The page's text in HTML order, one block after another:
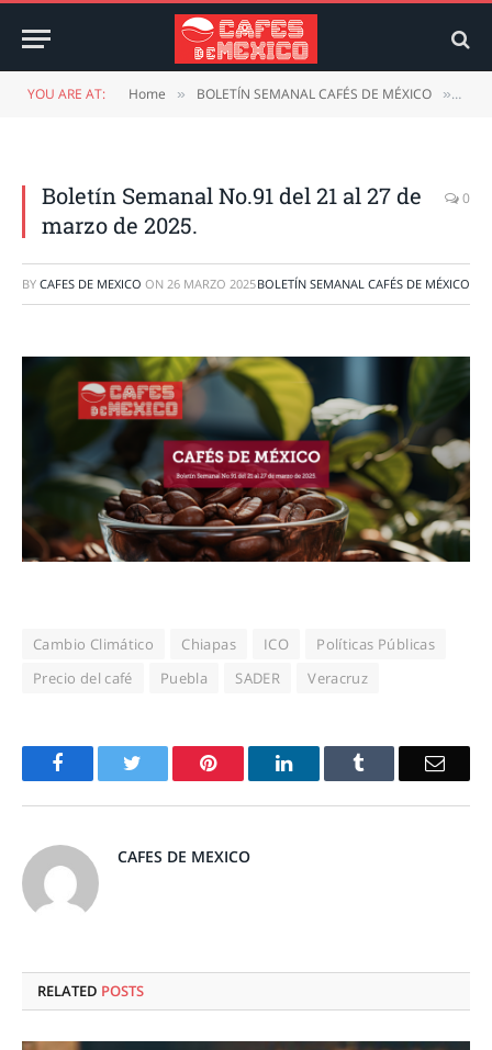
YOU ARE AT: Home » BOLETÍN SEMANAL CAFÉS DE MÉXICO »
Boletín Semanal No.91 del 21 al 27 de
marzo de 2025.
0
BY CAFES DE MEXICO ON 26 MARZO 2025BOLETÍN SEMANAL CAFÉS DE MÉXICO
Cambio Climático Chiapas ICO
Políticas Públicas
Precio del café
Puebla SADER Veracruz
Facebook Pinterest LinkedIn Email
CAFES DE MEXICO
RELATED POSTS